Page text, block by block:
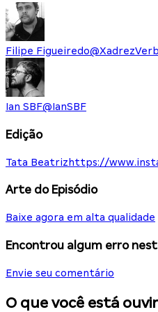
Filipe Figueiredo@
Ian SBF@IanSBF
Edição
Tata Beatriz https://
Arte do Episódio
Baixe agora em alta qualidade
Encontrou algum erro
Envie seu comentário
O que você está